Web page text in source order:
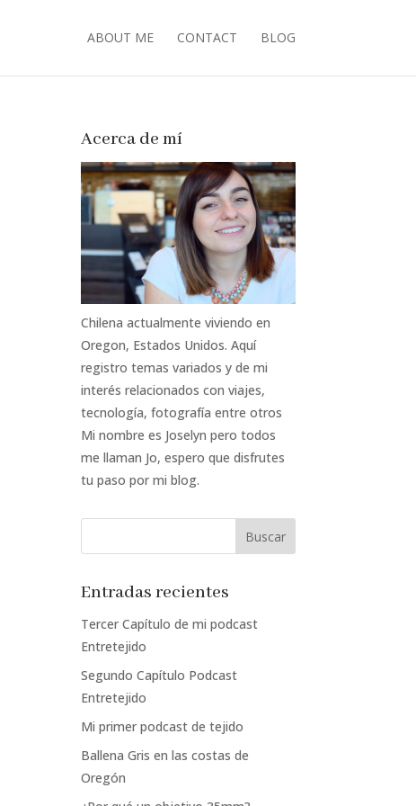
ABOUT ME CONTACT BLOG
Acerca de mí
Chilena actualmente viviendo en
Oregon, Estados Unidos. Aquí
registro temas variados y de mi
interés relacionados con viajes,
tecnología, fotografía entre otros
Mi nombre es Joselyn pero todos
me llaman Jo, espero que disfrutes
tu paso por mi blog.
Entradas recientes
Tercer Capítulo de mi podcast
Entretejido
Segundo Capítulo Podcast
Entretejido
Mi primer podcast de tejido
Ballena Gris en las costas de
Oregón